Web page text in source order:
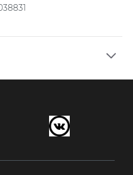
указанного в форме
после 14.00, проверяются
течение 3-6 дней. Сроки
центра города